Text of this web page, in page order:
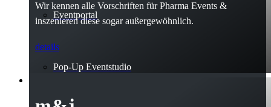
Eventportal
Pop-Up Eventstudio
Wir kennen alle Vorschriften für Pharma Events &
inszenieren diese sogar außergewöhnlich.
details